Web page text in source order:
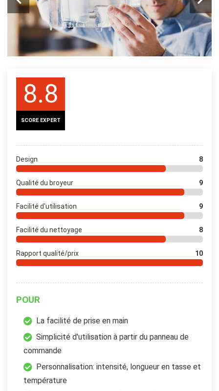
8.8
SCORE EXPERT
Design 8
Qualité du broyeur 9
Facilité d'utilisation 9
Facilité du nettoyage 8
Rapport qualité/prix 10
POUR
La facilité de prise en main
Simplicité d'utilisation à partir du panneau de
commande
Personnalisation: intensité, longueur en tasse et
température